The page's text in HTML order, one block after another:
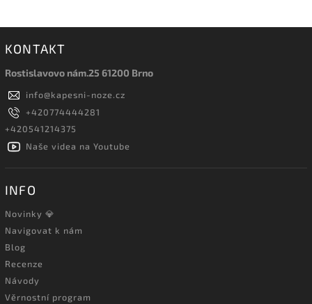
KONTAKT
Rostislavovo nám.25 61200 Brno
info@kapesni-noze.cz
+420774444281
+420541214375
Naše videa na Youtube
INFO
Novinky 💎
Navigovat k nám
Blog
Recenze
Návody
Věrnostní program